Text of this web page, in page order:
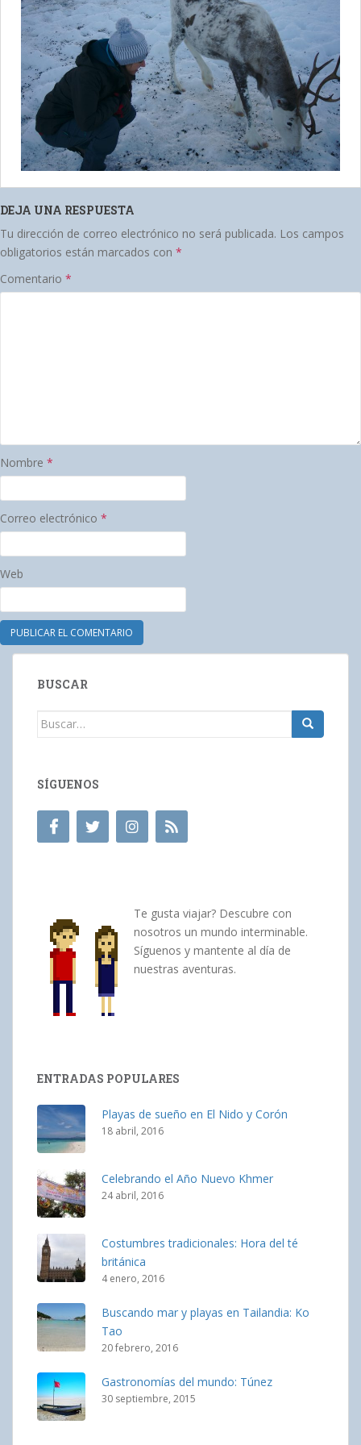
DEJA UNA RESPUESTA
Tu dirección de correo electrónico no será publicada. Los campos
obligatorios están marcados con *
Comentario *
Nombre *
Correo electrónico *
Web
BUSCAR
Buscar:
SÍGUENOS
Te gusta viajar? Descubre con
nosotros un mundo interminable.
Síguenos y mantente al día de
nuestras aventuras.
ENTRADAS POPULARES
Playas de sueño en El Nido y Corón
18 abril, 2016
Celebrando el Año Nuevo Khmer
24 abril, 2016
Costumbres tradicionales: Hora del té
británica
4 enero, 2016
Buscando mar y playas en Tailandia: Ko
Tao
20 febrero, 2016
Gastronomías del mundo: Túnez
30 septiembre, 2015